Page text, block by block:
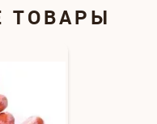
ТОВАРЫ